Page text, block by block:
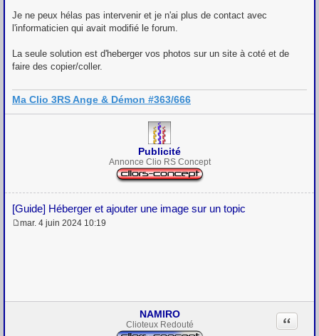
s
a
g
Je ne peux hélas pas intervenir et je n'ai plus de contact avec
l'informaticien qui avait modifié le forum.
La seule solution est d'heberger vos photos sur un site à coté et de
faire des copier/coller.
Ma Clio 3RS Ange & Démon #363/666
Publicité
Annonce Clio RS Concept
[Guide] Héberger et ajouter une image sur un topic
mar. 4 juin 2024 10:19
NAMIRO
Clioteux Redouté Citation